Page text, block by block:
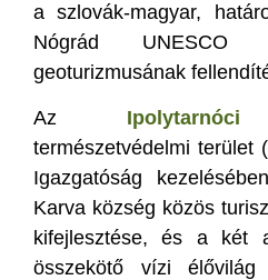
a szlovák-magyar,
Nógrád UNESCO
geoturizmusának
Az
természetvédelmi terület
Igazgatóság
Karva község közös
kifejlesztése, és a két
összekötő vízi élővilág